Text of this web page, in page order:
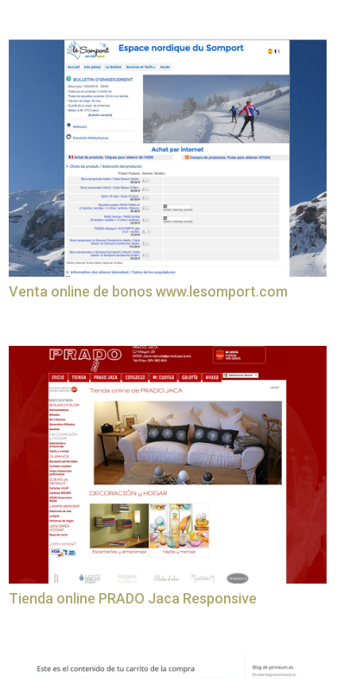
Venta online de bonos www.lesomport.com
Tienda online PRADO Jaca Responsive